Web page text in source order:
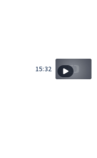
15:32